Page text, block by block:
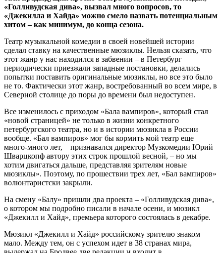
«Голливудская дива», вызвал много вопросов, то
«Джекилла и Хайда» можно смело назвать потенциальным
хитом – как минимум, до конца сезона.
Театр музыкальной комедии в своей новейшей истории
сделал ставку на качественные мюзиклы. Нельзя сказать, что
этот жанр у нас находился в забвении – в Петербург
периодически приезжали западные постановки, делались
попытки поставить оригинальные мюзиклы, но все это было
не то. Фактически этот жанр, востребованный во всем мире, в
Северной столице до поры до времени был недоступен.
Все изменилось с приходом «Бала вампиров», который стал
«новой страницей» не только в жизни конкретного
петербургского театра, но и в истории мюзикла в России
вообще. «Бал вампиров» мог бы кормить мой театр еще
много-много лет, – признавался директор Музкомедии Юрий
Шварцкопф автору этих строк прошлой весной, – но мы
хотим двигаться дальше, представляя зрителям новые
мюзиклы». Поэтому, по прошествии трех лет, «Бал вампиров»
волюнтаристски закрыли.
На смену «Балу» пришли два проекта – «Голливудская дива»,
о котором мы подробно писали в начале осени, и мюзикл
«Джекилл и Хайд», премьера которого состоялась в декабре.
Мюзикл «Джекилл и Хайд» российскому зрителю знаком
мало. Между тем, он с успехом идет в 38 странах мира,